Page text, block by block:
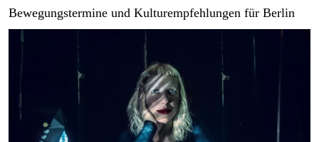
Bewegungstermine und Kulturempfehlungen für Berlin